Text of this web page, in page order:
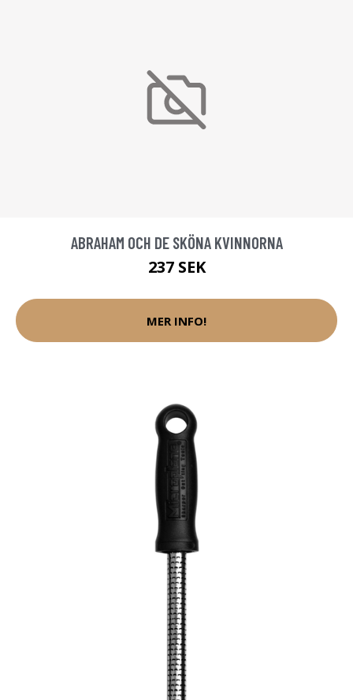
ABRAHAM OCH DE SKÖNA KVINNORNA
237 SEK
MER INFO!